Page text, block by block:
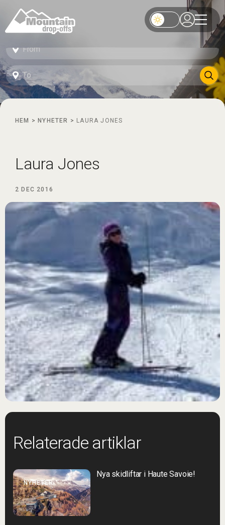
HEM > NYHETER > LAURA JONES
Laura Jones
2 DEC 2016
Relaterade artiklar
NYHETER
Nya skidliftar i Haute Savoie!